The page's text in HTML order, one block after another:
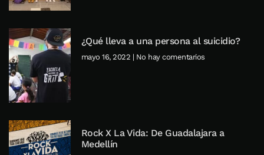
¿Qué lleva a una persona al suicidio?
mayo 16, 2022 No hay comentarios
Rock X La Vida: De Guadalajara a
Medellín